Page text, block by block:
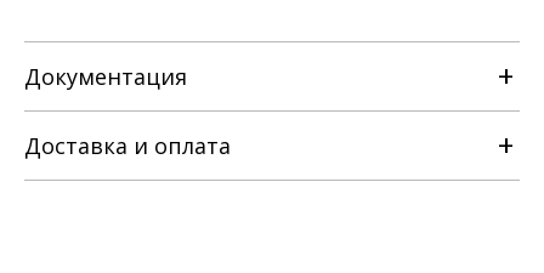
Документация
РЭ на клапан отсечной
Доставка и оплата